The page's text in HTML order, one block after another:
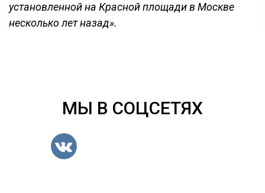
установленной на Красной площади в Москве
несколько лет назад».
МЫ В СОЦСЕТЯХ